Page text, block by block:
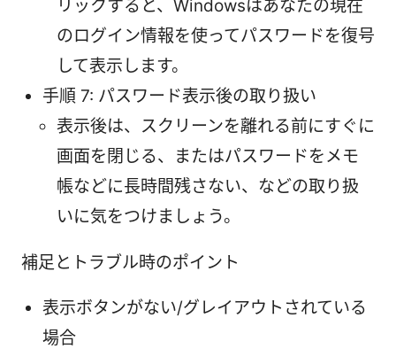
リックすると、Windowsはあなたの現在
のログイン情報を使ってパスワードを復号
して表示します。
手順 7: パスワード表示後の取り扱い
表示後は、スクリーンを離れる前にすぐに
画面を閉じる、またはパスワードをメモ
帳などに長時間残さない、などの取り扱
いに気をつけましょう。
補足とトラブル時のポイント
表示ボタンがない/グレイアウトされている
場合